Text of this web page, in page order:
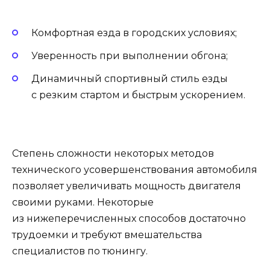
Комфортная езда в городских условиях;
Уверенность при выполнении обгона;
Динамичный спортивный стиль езды
с резким стартом и быстрым ускорением.
Степень сложности некоторых методов
технического усовершенствования автомобиля
позволяет увеличивать мощность двигателя
своими руками. Некоторые
из нижеперечисленных способов достаточно
трудоемки и требуют вмешательства
специалистов по тюнингу.